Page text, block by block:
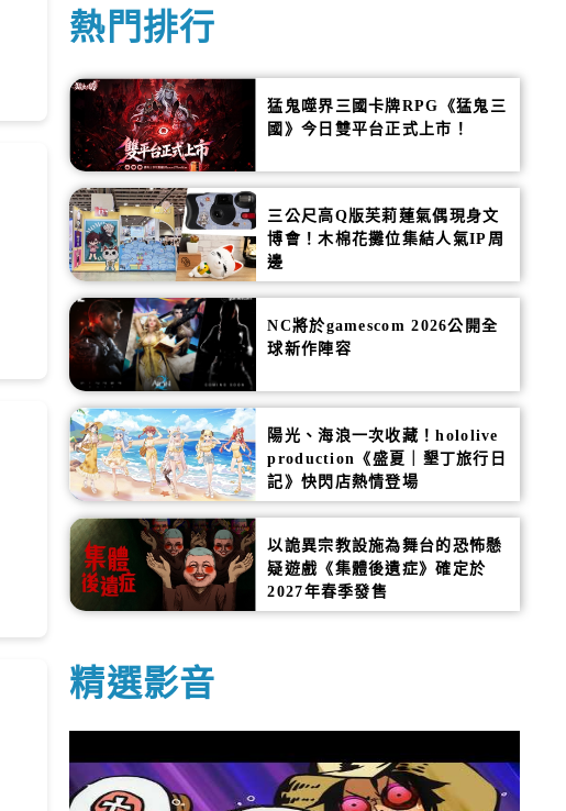
熱門排行
猛鬼噬界三國卡牌RPG《猛鬼三
國》今日雙平台正式上市！
三公尺高Q版芙莉蓮氣偶現身文
博會！木棉花攤位集結人氣IP周
邊
NC將於gamescom 2026公開全
球新作陣容
陽光、海浪一次收藏！hololive
production《盛夏｜墾丁旅行日
記》快閃店熱情登場
以詭異宗教設施為舞台的恐怖懸
疑遊戲《集體後遺症》確定於
2027年春季發售
精選影音